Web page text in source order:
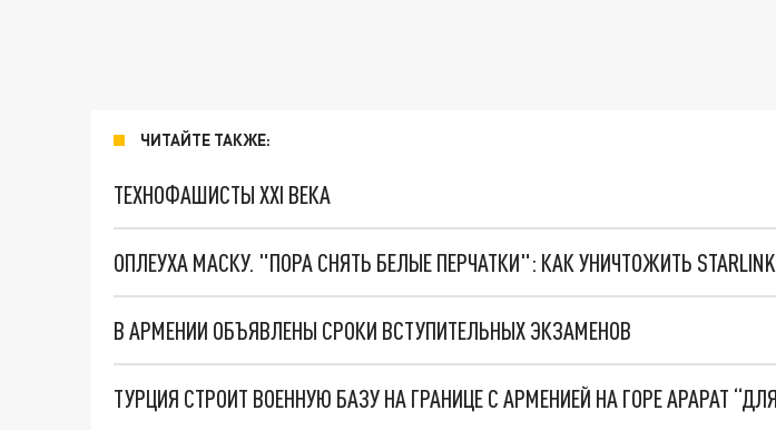
ЧИТАЙТЕ ТАКЖЕ:
ТЕХНОФАШИСТЫ XXI ВЕКА
ОПЛЕУХА МАСКУ. "ПОРА СНЯТЬ БЕЛЫЕ ПЕРЧАТКИ": КАК УНИЧТОЖИТЬ STARLINK
В АРМЕНИИ ОБЪЯВЛЕНЫ СРОКИ ВСТУПИТЕЛЬНЫХ ЭКЗАМЕНОВ